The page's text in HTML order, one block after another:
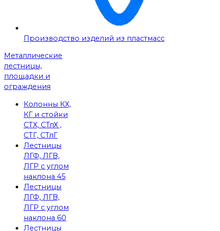
Производство изделий из пластмасс
Металлические
лестницы,
площадки и
ограждения
Колонны КХ,
КГ и стойки
СТХ, СТлХ ,
СТГ, СТлГ
Лестницы
ЛГФ, ЛГВ,
ЛГР с углом
наклона 45
Лестницы
ЛГФ, ЛГВ,
ЛГР с углом
наклона 60
Лестницы